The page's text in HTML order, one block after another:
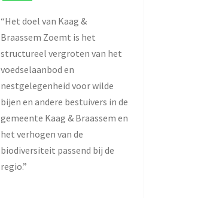
“Het doel van Kaag &
Braassem Zoemt is het
structureel vergroten van het
voedselaanbod en
nestgelegenheid voor wilde
bijen en andere bestuivers in de
gemeente Kaag & Braassem en
het verhogen van de
biodiversiteit passend bij de
regio.”